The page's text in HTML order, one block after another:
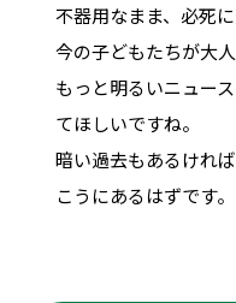
不器用なまま、必死
今の子どもたちが大人
もっと明るいニュー
てほしいですね。
暗い過去もあるけれ
こうにあるはずです。